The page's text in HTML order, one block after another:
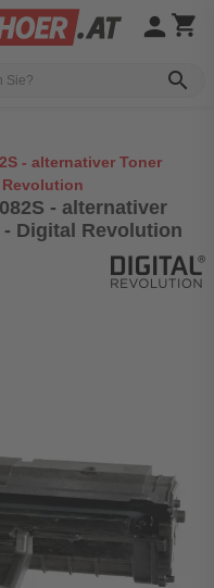
search
person shopping_cart
- alternativer Toner
Revolution
- alternativer
Digital Revolution